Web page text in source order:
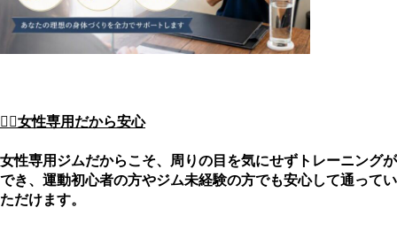
🙋‍♀️女性専用だから安心
女性専用ジムだからこそ、周りの目を気にせずトレーニングが
でき、 運動初心者の方やジム未経験の方でも安心して通ってい
ただけます。